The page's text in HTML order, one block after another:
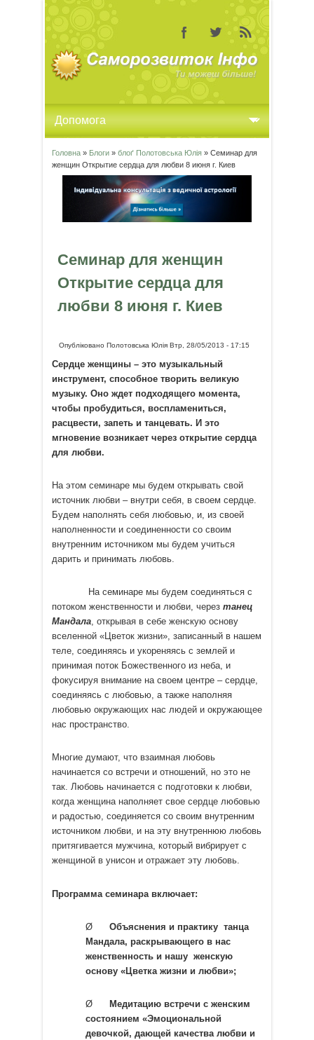
Ви є тут
Головна» Блоги» блоґ Полотовська Юлія» Семинар для
женщин Открытие сердца для любви 8 июня г. Киев
Семинар для женщин
Открытие сердца для
любви 8 июня г. Киев
Опубліковано Полотовська Юлія Втр, 28/05/2013 - 17:15
Сердце женщины – это музыкальный
инструмент, способное творить великую
музыку. Оно ждет подходящего момента,
чтобы пробудиться, воспламениться,
расцвести, запеть и танцевать. И это
мгновение возникает через открытие сердца
для любви.
На этом семинаре мы будем открывать свой
источник любви – внутри себя, в своем сердце.
Будем наполнять себя любовью, и, из своей
наполненности и соединенности со своим
внутренним источником мы будем учиться
дарить и принимать любовь.
На семинаре мы будем соединяться с
потоком женственности и любви, через танец
Мандала, открывая в себе женскую основу
вселенной «Цветок жизни», записанный в нашем
теле, соединяясь и укореняясь с землей и
принимая поток Божественного из неба, и
фокусируя внимание на своем центре – сердце,
соединяясь с любовью, а также наполняя
любовью окружающих нас людей и окружающее
нас пространство.
Многие думают, что взаимная любовь
начинается со встречи и отношений, но это не
так. Любовь начинается с подготовки к любви,
когда женщина наполняет свое сердце любовью
и радостью, соединяется со своим внутренним
источником любви, и на эту внутреннюю любовь
притягивается мужчина, который вибрирует с
женщиной в унисон и отражает эту любовь.
Программа семинара включает:
Ø Объяснения и практику танца
Мандала, раскрывающего в нас
женственность и нашу женскую
основу «Цветка жизни и любви»;
Ø
Медитацию встречи с женским
состоянием «Эмоциональной
девочкой, дающей качества любви и